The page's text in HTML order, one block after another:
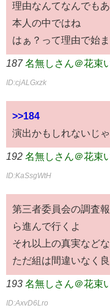
理由なんてなんでも
本人の中ではね
はぁ？って理由で始
187 名無しさん＠花束
ID:cjALGxzk
>>184
演出かもしれないじゃ
192 名無しさん＠花束
ID:KaSsgWtH
第三者委員会の調査
ら進んで行くよ
それ以上の真実など
ただ組は間違いなく
193 名無しさん＠花束
ID:AxvD6Lro